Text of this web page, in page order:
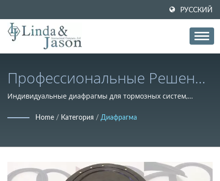
РУССКИЙ
Профессиональные Решения
По Производству Резинок
Диафрагм
Индивидуальные диафрагмы для тормозных систем,
приложений
Home / Категория / Диафрагма